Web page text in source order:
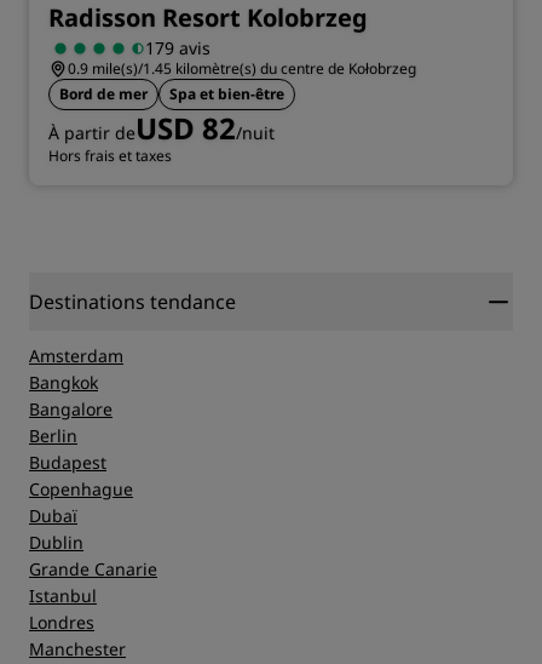
Radisson Resort Kolobrzeg
179 avis
0.9 mile(s)/1.45 kilomètre(s) du centre de Kołobrzeg
Bord de mer
Spa et bien-être
À partir deUSD 82/nuit
Hors frais et taxes
Destinations tendance
Amsterdam
Bangkok
Bangalore
Berlin
Budapest
Copenhague
Dubaï
Dublin
Grande Canarie
Istanbul
Londres
Manchester